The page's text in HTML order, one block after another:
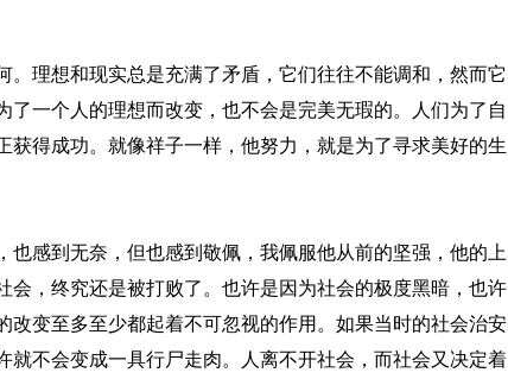
理想和现实总是充满了矛盾，它们往往不能调和，然而它
了一个人的理想而改变，也不会是完美无瑕的。人们为了自
获得成功。就像祥子一样，他努力，就是为了寻求美好的生
感到无奈，但也感到敬佩，我佩服他从前的坚强，他的上
会，终究还是被打败了。也许是因为社会的极度黑暗，也许
改变至多至少都起着不可忽视的作用。如果当时的社会治安
就不会变成一具行尸走肉。人离不开社会，而社会又决定着